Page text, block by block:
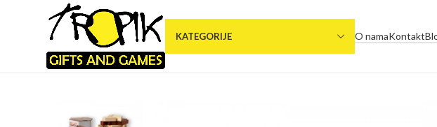
KATEGORIJE O namaKontakt